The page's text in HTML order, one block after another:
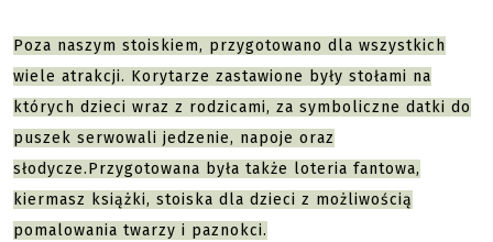
Poza naszym stoiskiem, przygotowano dla wszystkich
wiele atrakcji. Korytarze zastawione były stołami na
których dzieci wraz z rodzicami, za symboliczne datki do
puszek serwowali jedzenie, napoje oraz
słodycze.Przygotowana była także loteria fantowa,
kiermasz książki, stoiska dla dzieci z możliwością
pomalowania twarzy i paznokci.